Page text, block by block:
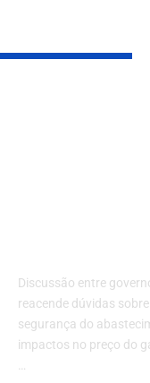
Discussão entre
reacende dúvidas
segurança do
impactos no preço do